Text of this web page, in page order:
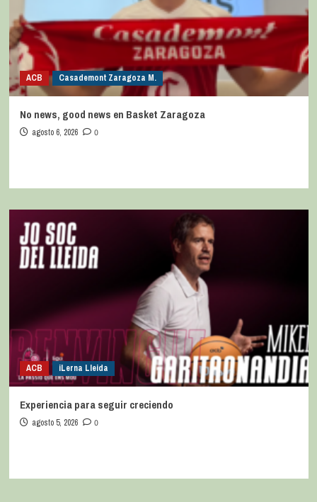
ACB Casademont Zaragoza M.
No news, good news en Basket Zaragoza
agosto 6, 2026 0
ACB iLerna Lleida
Experiencia para seguir creciendo
agosto 5, 2026 0